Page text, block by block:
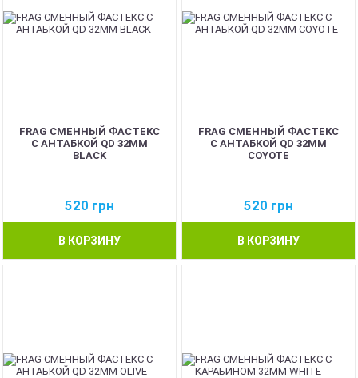
FRAG СМЕННЫЙ ФАСТЕКС
С АНТАБКОЙ QD 32ММ
BLACK
520 грн
В КОРЗИНУ
FRAG СМЕННЫЙ ФАСТЕКС
С АНТАБКОЙ QD 32ММ
COYOTE
520 грн
В КОРЗИНУ